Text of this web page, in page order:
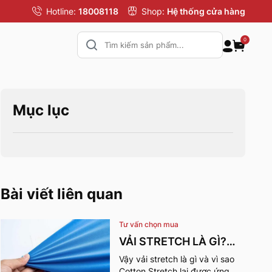
Hotline: 18008118 Shop: Hệ thống cửa hàng
0
Mục lục
Bài viết liên quan
Tư vấn chọn mua
VẢI STRETCH LÀ GÌ?
NHỮNG ƯU ĐIỂM VÀ
Vậy vải stretch là gì và vì sao